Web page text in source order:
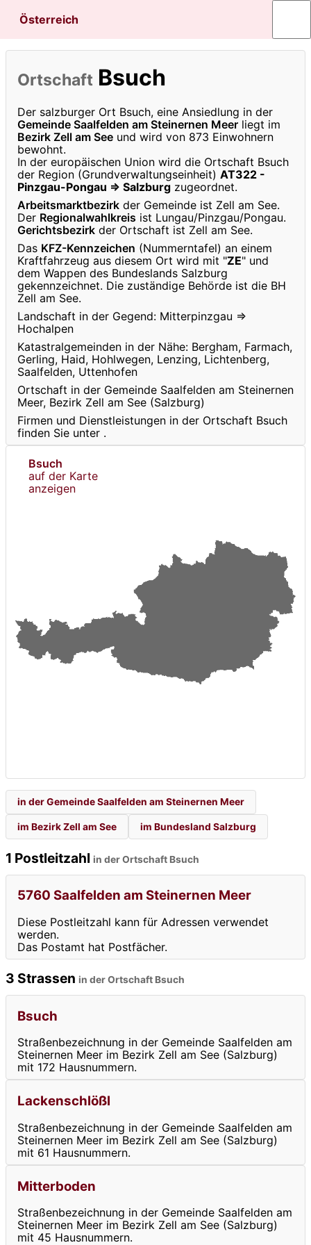
Österreich
Ortschaft Bsuch
Der salzburger Ort Bsuch, eine Ansiedlung in der
Gemeinde Saalfelden am Steinernen Meer liegt im
Bezirk Zell am See und wird von 873 Einwohnern
bewohnt.
In der europäischen Union wird die Ortschaft Bsuch
der Region (Grundverwaltungseinheit) AT322 -
Pinzgau-Pongau ⇒ Salzburg zugeordnet.
Arbeitsmarktbezirk der Gemeinde ist Zell am See.
Der Regionalwahlkreis ist Lungau/Pinzgau/Pongau.
Gerichtsbezirk der Ortschaft ist Zell am See.
Das KFZ-Kennzeichen (Nummerntafel) an einem
Kraftfahrzeug aus diesem Ort wird mit "ZE" und
dem Wappen des Bundeslands Salzburg
gekennzeichnet. Die zuständige Behörde ist die BH
Zell am See.
Landschaft in der Gegend: Mitterpinzgau ⇒
Hochalpen
Katastralgemeinden in der Nähe: Bergham, Farmach,
Gerling, Haid, Hohlwegen, Lenzing, Lichtenberg,
Saalfelden, Uttenhofen
Ortschaft in der Gemeinde Saalfelden am Steinernen
Meer, Bezirk Zell am See (Salzburg)
Firmen und Dienstleistungen in der Ortschaft Bsuch
finden Sie unter .
Bsuch
auf der Karte
anzeigen
in der Gemeinde Saalfelden am Steinernen Meer
im Bezirk Zell am See im Bundesland Salzburg
1 Postleitzahl in der Ortschaft Bsuch
5760 Saalfelden am Steinernen Meer
Diese Postleitzahl kann für Adressen verwendet
werden.
Das Postamt hat Postfächer.
3 Strassen in der Ortschaft Bsuch
Bsuch
Straßenbezeichnung in der Gemeinde Saalfelden am
Steinernen Meer im Bezirk Zell am See (Salzburg)
mit 172 Hausnummern.
Lackenschlößl
Straßenbezeichnung in der Gemeinde Saalfelden am
Steinernen Meer im Bezirk Zell am See (Salzburg)
mit 61 Hausnummern.
Mitterboden
Straßenbezeichnung in der Gemeinde Saalfelden am
Steinernen Meer im Bezirk Zell am See (Salzburg)
mit 45 Hausnummern.